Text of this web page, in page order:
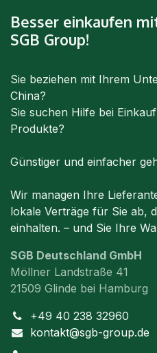
Besser einkaufen
SGB Group!
Sie beziehen mit Ihrem
China?
Sie suchen Hilfe bei
Produkte?
Günstiger und einfacher
Wir managen Ihre
lokale Verträge für Sie ab,
einhalten. – und Sie Ihre
SGB Deutschland GmbH
Möllner Landstraße 41
21509 Glinde bei Hamburg
+49 40 238 32960
kontakt@sgb-group.de